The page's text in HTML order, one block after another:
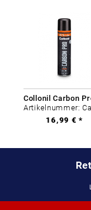
16,99 € *